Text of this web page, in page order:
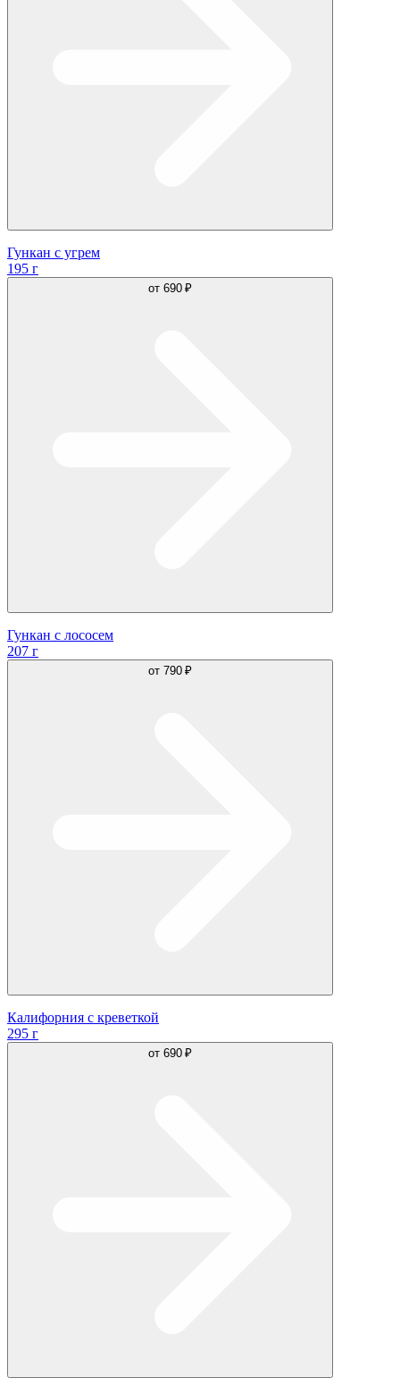
Гункан с угрем
195 г
от 690 ₽
Гункан с лососем
207 г
от 790 ₽
Калифорния с креветкой
295 г
от 690 ₽